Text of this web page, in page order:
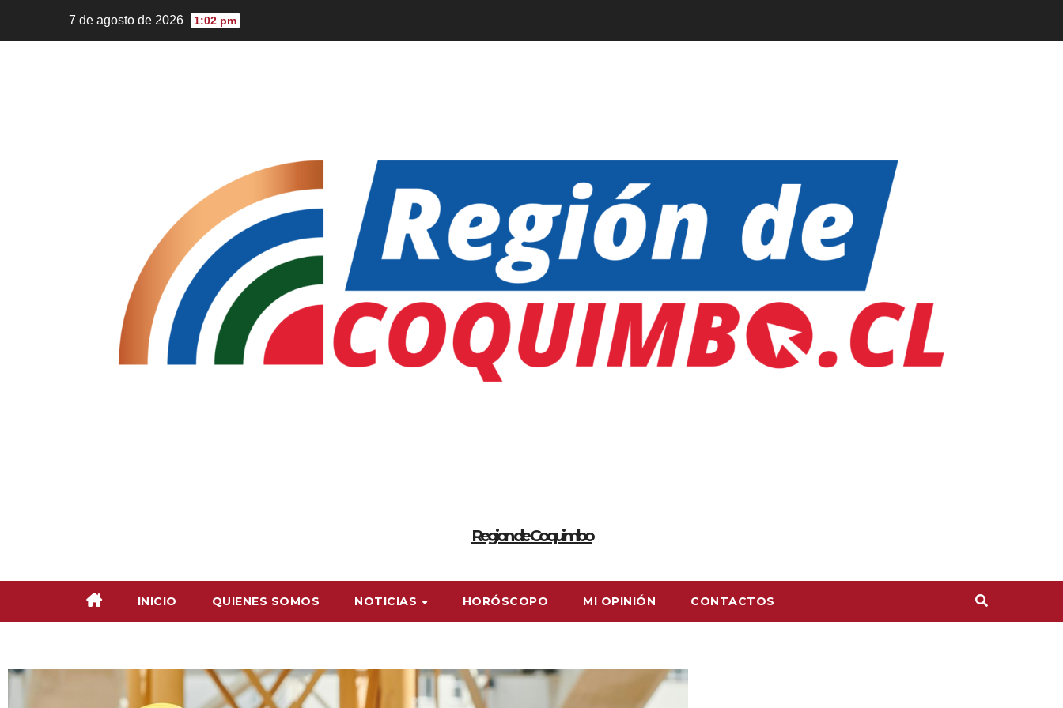
7 de agosto de 2026 1:02 pm
Region de Coquimbo
INICIO QUIENES SOMOS NOTICIAS HORÓSCOPO MI OPINIÓN CONTACTOS